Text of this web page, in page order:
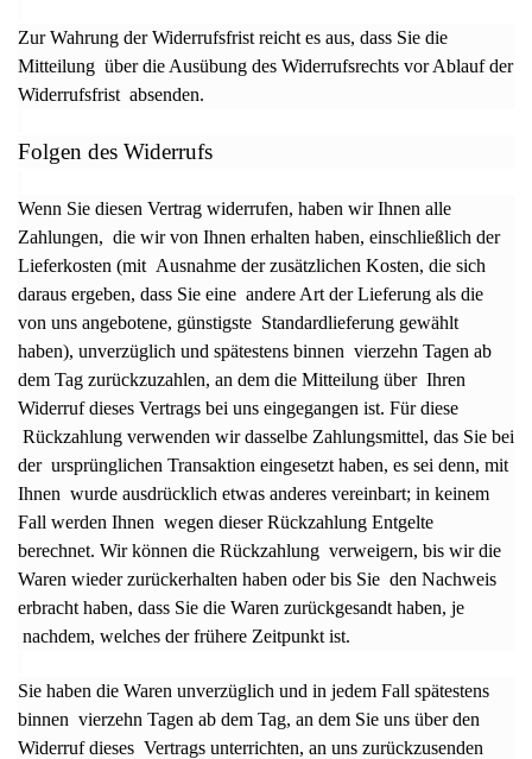
Zur Wahrung der Widerrufsfrist reicht es aus, dass Sie die
Mitteilung über die Ausübung des Widerrufsrechts vor Ablauf der
Widerrufsfrist absenden.
Folgen des Widerrufs
Wenn Sie diesen Vertrag widerrufen, haben wir Ihnen alle
Zahlungen, die wir von Ihnen erhalten haben, einschließlich der
Lieferkosten (mit Ausnahme der zusätzlichen Kosten, die sich
daraus ergeben, dass Sie eine andere Art der Lieferung als die
von uns angebotene, günstigste Standardlieferung gewählt
haben), unverzüglich und spätestens binnen vierzehn Tagen ab
dem Tag zurückzuzahlen, an dem die Mitteilung über Ihren
Widerruf dieses Vertrags bei uns eingegangen ist. Für diese
Rückzahlung verwenden wir dasselbe Zahlungsmittel, das Sie bei
der ursprünglichen Transaktion eingesetzt haben, es sei denn, mit
Ihnen wurde ausdrücklich etwas anderes vereinbart; in keinem
Fall werden Ihnen wegen dieser Rückzahlung Entgelte
berechnet. Wir können die Rückzahlung verweigern, bis wir die
Waren wieder zurückerhalten haben oder bis Sie den Nachweis
erbracht haben, dass Sie die Waren zurückgesandt haben, je
nachdem, welches der frühere Zeitpunkt ist.
Sie haben die Waren unverzüglich und in jedem Fall spätestens
binnen vierzehn Tagen ab dem Tag, an dem Sie uns über den
Widerruf dieses Vertrags unterrichten, an uns zurückzusenden